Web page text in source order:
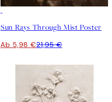
Sun Rays Through Mist Poster
Ab 5,98 €21,95 €